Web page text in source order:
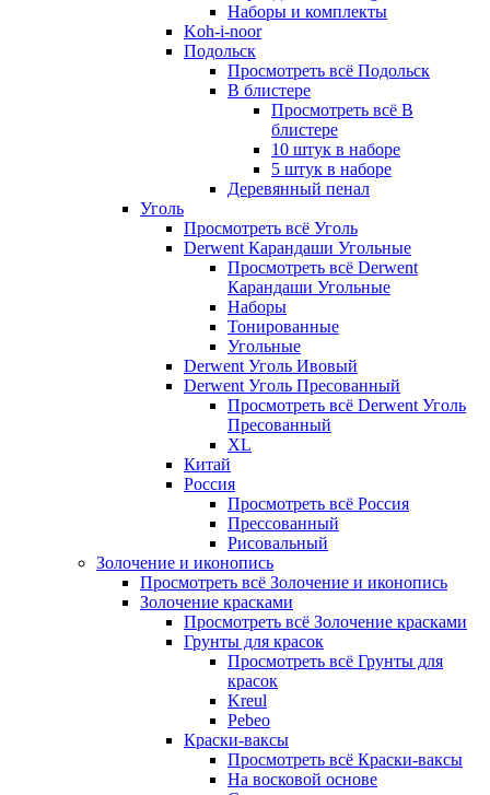
Наборы и комплекты
Koh-i-noor
Подольск
Просмотреть всё Подольск
В блистере
Просмотреть всё В
блистере
10 штук в наборе
5 штук в наборе
Деревянный пенал
Уголь
Просмотреть всё Уголь
Derwent Карандаши Угольные
Просмотреть всё Derwent
Карандаши Угольные
Наборы
Тонированные
Угольные
Derwent Уголь Ивовый
Derwent Уголь Пресованный
Просмотреть всё Derwent Уголь
Пресованный
XL
Китай
Россия
Просмотреть всё Россия
Прессованный
Рисовальный
Золочение и иконопись
Просмотреть всё Золочение и иконопись
Золочение красками
Просмотреть всё Золочение красками
Грунты для красок
Просмотреть всё Грунты для
красок
Kreul
Pebeo
Краски-ваксы
Просмотреть всё Краски-ваксы
На восковой основе